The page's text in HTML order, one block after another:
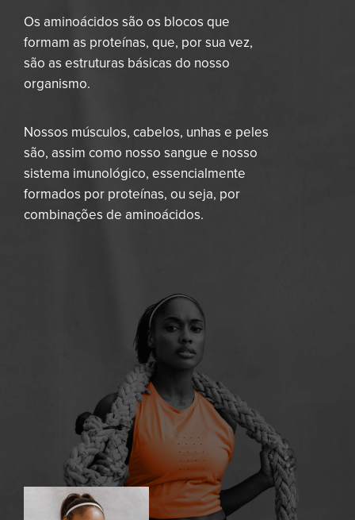
Os aminoácidos são os blocos que
formam as proteínas, que, por sua vez,
são as estruturas básicas do nosso
organismo.
Nossos músculos, cabelos, unhas e peles
são, assim como nosso sangue e nosso
sistema imunológico, essencialmente
formados por proteínas, ou seja, por
combinações de aminoácidos.